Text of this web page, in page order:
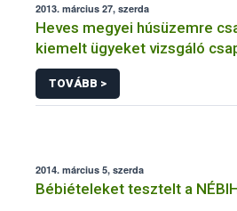
2013. március 27, szerda
Heves megyei húsüzemre
kiemelt ügyeket vizsgáló
szabálytalanságokban az alig
újranyitott előállító hely
TOVÁBB >
2014. március 5, szerda
Bébiételeket tesztelt a